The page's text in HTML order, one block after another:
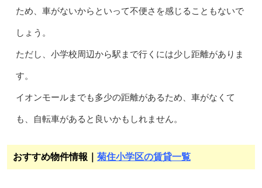
ため、車がないからといって不便さを感じることもないで
しょう。
ただし、小学校周辺から駅まで行くには少し距離がありま
す。
イオンモールまでも多少の距離があるため、車がなくて
も、自転車があると良いかもしれません。
おすすめ物件情報｜ 菊住小学区の賃貸一覧